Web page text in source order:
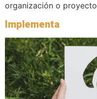
organización o proyecto
Implementa